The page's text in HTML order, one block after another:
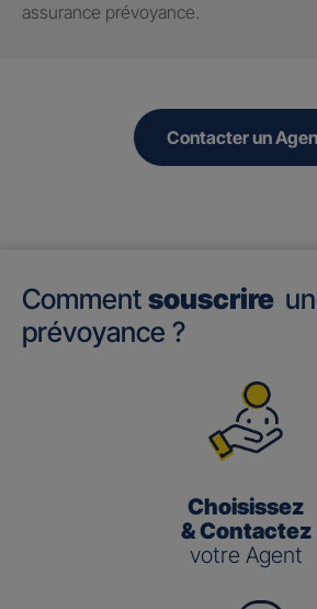
assurance prévoyance.
Contacter un
Comment souscrire
prévoyance ?
Choisissez
& Contactez
votre Agent